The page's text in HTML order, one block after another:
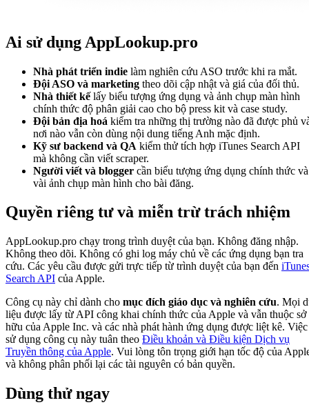
Ai sử dụng AppLookup.pro
Nhà phát triển indie làm nghiên cứu ASO trước khi ra mắt.
Đội ASO và marketing theo dõi cập nhật và giá của đối thủ.
Nhà thiết kếlấy biểu tượng ứng dụng và ảnh chụp màn hình
chính thức độ phân giải cao cho bộ press kit và case study.
Đội bản địa hoá kiểm tra những thị trường nào đã được phủ
nơi nào vẫn còn dùng nội dung tiếng Anh mặc định.
Kỹ sư backend và QA kiểm thử tích hợp iTunes Search API
mà không cần viết scraper.
Người viết và blogger cần biểu tượng ứng dụng chính thức và
vài ảnh chụp màn hình cho bài đăng.
Quyền riêng tư và miễn trừ trách nhiệm
AppLookup.pro chạy trong trình duyệt của bạn. Không đăng nhập.
Không theo dõi. Không có ghi log máy chủ về các ứng dụng bạn tra
cứu. Các yêu cầu được gửi trực tiếp từ trình duyệt của bạn đến
Search API của Apple.
Công cụ này chỉ dành cho mục đích giáo dục và nghiên cứu. Mọi
liệu được lấy từ API công khai chính thức của Apple và vẫn thuộc sở
hữu của Apple Inc. và các nhà phát hành ứng dụng được liệt kê. Việc
sử dụng công cụ này tuân theo Điều khoản và Điều kiện Dịch vụ
Truyền thông của Apple. Vui lòng tôn trọng giới hạn tốc độ của
và không phân phối lại các tài nguyên có bản quyền.
Dùng thử ngay